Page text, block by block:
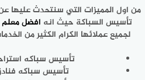
من اول المميزات التي سنتحدث عليها
تأسيس السباكة حيث انه افضل
لجميع عملائها الكرام الكثير من
تأسيس سباكه
تأسيس سباكه